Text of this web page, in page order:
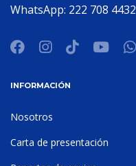
WhatsApp: 222 708 4432
INFORMACIÓN
Nosotros
Carta de presentación